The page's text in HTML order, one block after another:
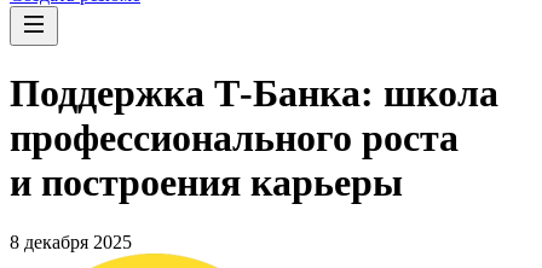
Поддержка Т-Банка: школа
профессионального роста
и построения карьеры
8 декабря 2025